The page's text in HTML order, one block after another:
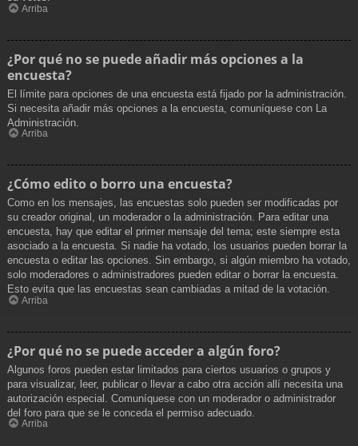
Arriba
¿Por qué no se puede añadir más opciones a la
encuesta?
El límite para opciones de una encuesta está fijado por la administración.
Si necesita añadir más opciones a la encuesta, comuníquese con La
Administración.
Arriba
¿Cómo edito o borro una encuesta?
Como en los mensajes, las encuestas solo pueden ser modificadas por
su creador original, un moderador o la administración. Para editar una
encuesta, hay que editar el primer mensaje del tema; este siempre esta
asociado a la encuesta. Si nadie ha votado, los usuarios pueden borrar la
encuesta o editar las opciones. Sin embargo, si algún miembro ha votado,
solo moderadores o administradores pueden editar o borrar la encuesta.
Esto evita que las encuestas sean cambiadas a mitad de la votación.
Arriba
¿Por qué no se puede acceder a algún foro?
Algunos foros pueden estar limitados para ciertos usuarios o grupos y
para visualizar, leer, publicar o llevar a cabo otra acción allí necesita una
autorización especial. Comuníquese con un moderador o administrador
del foro para que se le conceda el permiso adecuado.
Arriba